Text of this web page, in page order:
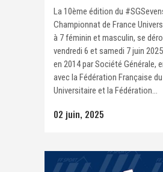
La 10ème édition du
Championnat de France
à 7 féminin et masculin, se
vendredi 6 et samedi 7 juin
en 2014 par Société Générale,
avec la Fédération Française
Universitaire et la Fédération...
02 juin, 2025